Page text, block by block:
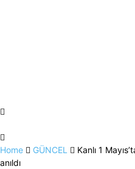
Home GÜNCEL
Kanlı 1
anıldı